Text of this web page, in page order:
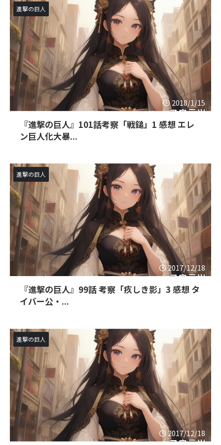
2018/1/15
進撃の巨人
『進撃の巨人』101話考察「戦鎚」1 感想 エレ
ン巨人化大暴...
2017/12/18
進撃の巨人
『進撃の巨人』99話 考察「疚しき影」3 感想 タ
イバー公・...
2017/12/18
進撃の巨人